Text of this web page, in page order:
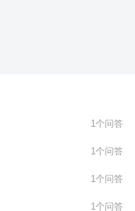
1个问答
1个问答
1个问答
1个问答